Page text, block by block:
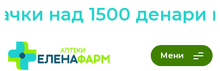
над 1500 денари
Мени